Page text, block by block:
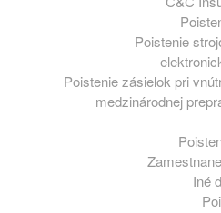
Poistenie
Poistenie zásielok pri
medzinárodnej
Iné